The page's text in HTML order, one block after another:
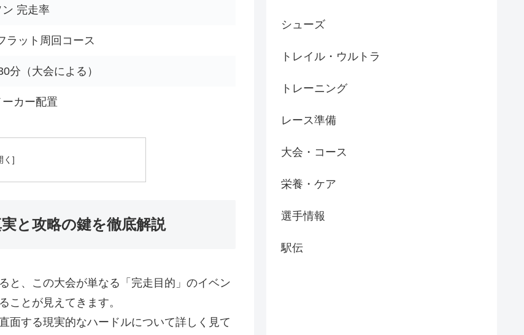
完走率
ラット周回コース
分（大会による）
カー配置
と攻略の鍵を徹底解説
と、この大会が単なる「完走目的」のイベン
ことが見えてきます。
面する現実的なハードルについて詳しく見て
シューズ
トレイル・ウルトラ
トレーニング
レース準備
大会・コース
栄養・ケア
選手情報
駅伝